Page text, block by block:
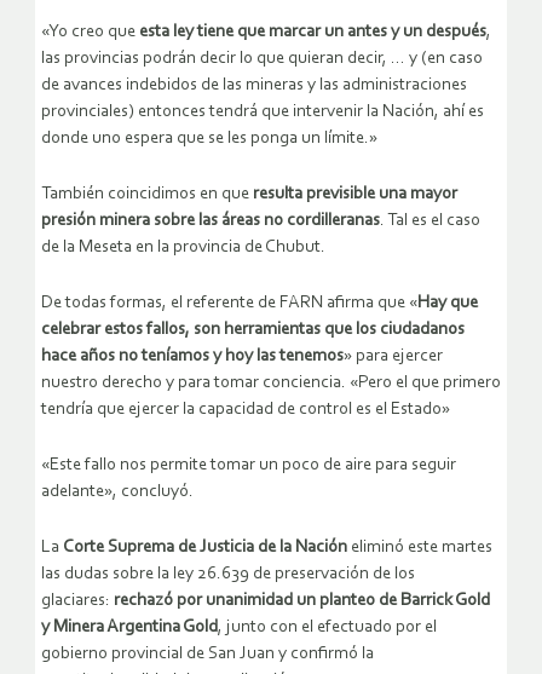
«Yo creo que esta ley tiene que marcar un antes y un después,
las provincias podrán decir lo que quieran decir, … y (en caso
de avances indebidos de las mineras y las administraciones
provinciales) entonces tendrá que intervenir la Nación, ahí es
donde uno espera que se les ponga un límite.»
También coincidimos en que resulta previsible una mayor
presión minera sobre las áreas no cordilleranas. Tal es el caso
de la Meseta en la provincia de Chubut.
De todas formas, el referente de FARN afirma que «Hay que
celebrar estos fallos, son herramientas que los ciudadanos
hace años no teníamos y hoy las tenemos» para ejercer
nuestro derecho y para tomar conciencia. «Pero el que primero
tendría que ejercer la capacidad de control es el Estado»
«Este fallo nos permite tomar un poco de aire para seguir
adelante», concluyó.
La Corte Suprema de Justicia de la Nación eliminó este martes
las dudas sobre la ley 26.639 de preservación de los
glaciares: rechazó por unanimidad un planteo de Barrick Gold
y Minera Argentina Gold, junto con el efectuado por el
gobierno provincial de San Juan y confirmó la